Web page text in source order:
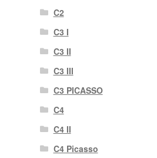
C2
C3 I
C3 II
C3 III
C3 PICASSO
C4
C4 II
C4 Picasso